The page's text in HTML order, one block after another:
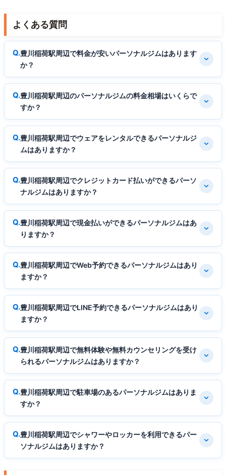
よくある質問
豊川稲荷駅周辺で料金が安いパーソナルジムはあります
か？
豊川稲荷駅周辺のパーソナルジムの料金相場はいくらで
すか？
豊川稲荷駅周辺でウェアをレンタルできるパーソナルジ
ムはありますか？
豊川稲荷駅周辺でクレジットカード払いができるパーソ
ナルジムはありますか？
豊川稲荷駅周辺で現金払いができるパーソナルジムはあ
りますか？
豊川稲荷駅周辺でWeb予約できるパーソナルジムはあり
ますか？
豊川稲荷駅周辺でLINE予約できるパーソナルジムはあり
ますか？
豊川稲荷駅周辺で無料体験や無料カウンセリングを受け
られるパーソナルジムはありますか？
豊川稲荷駅周辺で駐車場のあるパーソナルジムはありま
すか？
豊川稲荷駅周辺でシャワーやロッカーを利用できるパー
ソナルジムはありますか？